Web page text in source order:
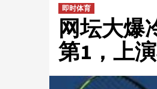
即时体育
网坛大爆
第1，上